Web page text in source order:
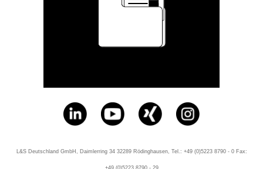
L&S Deutschland GmbH, Daimlerring 34 32289 Rödinghausen, Tel.: +49 (0)5223 8790 - 0 Fax:
+49 (0)5223 8790 - 29